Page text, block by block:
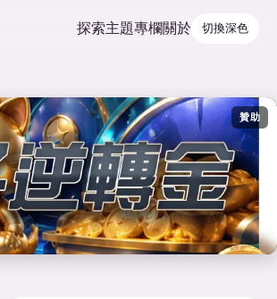
探索主題專欄關於 切換深色
贊助